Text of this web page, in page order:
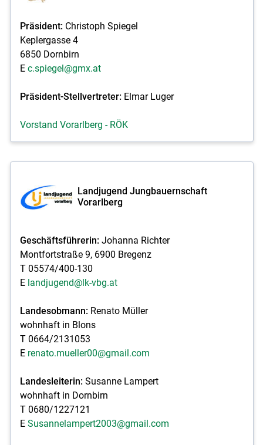
Skip to main content
Präsident:Christoph Spiegel
Keplergasse 4
6850 Dornbirn
E c.spiegel@gmx.at
Präsident-Stellvertreter: Elmar Luger
Vorstand Vorarlberg - RÖK
Landjugend Jungbauernschaft
Vorarlberg
Geschäftsführerin: Johanna Richter
Montfortstraße 9, 6900 Bregenz
T 05574/400-130
E landjugend@lk-vbg.at
Landesobmann:Renato Müller
wohnhaft in Blons
T 0664/2131053
E renato.mueller00@gmail.com
Landesleiterin: Susanne Lampert
wohnhaft in Dornbirn
T 0680/1227121
E Susannelampert2003@gmail.com